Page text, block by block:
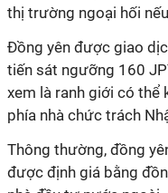
thị trường ngoại hối
Đồng yên được giao
tiến sát ngưỡng 160
xem là ranh giới có thể
phía nhà chức trách
Thông thường, đồng
được định giá bằng